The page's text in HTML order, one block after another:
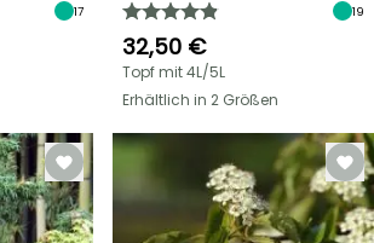
17 19
32,50 €
Topf mit 4L/5L
Erhältlich in 2 Größen